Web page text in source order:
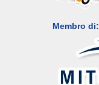
Membro di: